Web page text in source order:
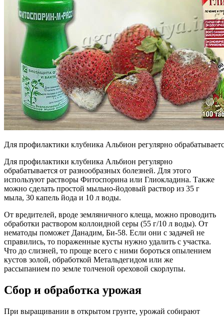
Для профилактики клубника Альбион регулярно
Для профилактики клубника Альбион регулярно
обрабатывается от разнообразных болезней. Для этого
используют растворы Фитоспорина или Глиокладина. Также
можно сделать простой мыльно-йодовый раствор из 35 г
мыла, 30 капель йода и 10 л воды.
От вредителей, вроде земляничного клеща, можно проводить
обработки раствором коллоидной серы (55 г/10 л воды). От
нематоды поможет Данадим, Би-58. Если они с задачей не
справились, то пораженные кусты нужно удалить с участка.
Что до слизней, то проще всего с ними бороться опылением
кустов золой, обработкой Метальдегидом или же
рассыпанием по земле толченой ореховой скорлупы.
Сбор и обработка урожая
При выращивании в открытом грунте, урожай собирают